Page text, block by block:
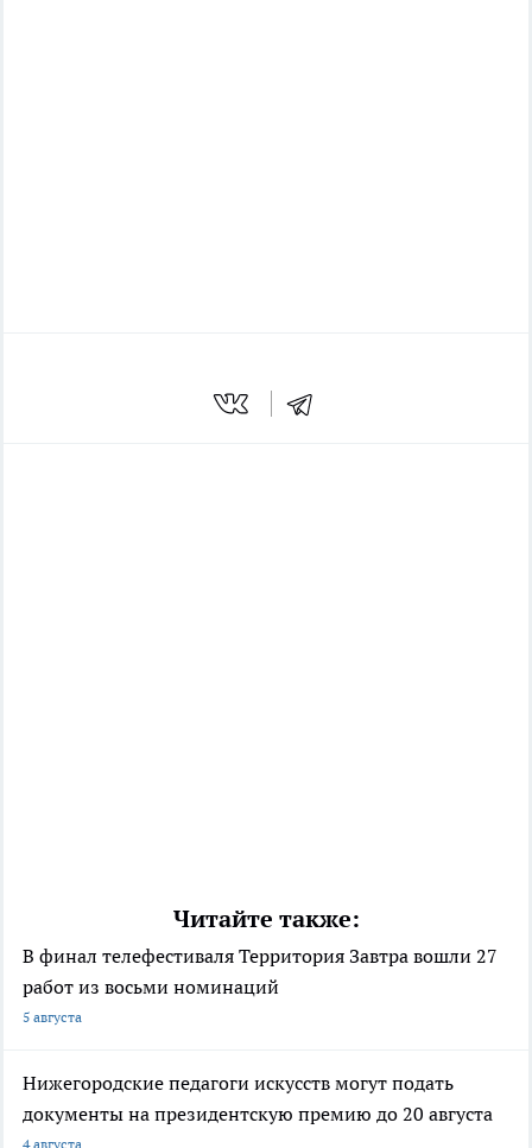
Читайте также:
В финал телефестиваля Территория Завтра вошли 27
работ из восьми номинаций
5 августа
Нижегородские педагоги искусств могут подать
документы на президентскую премию до 20 августа
4 августа